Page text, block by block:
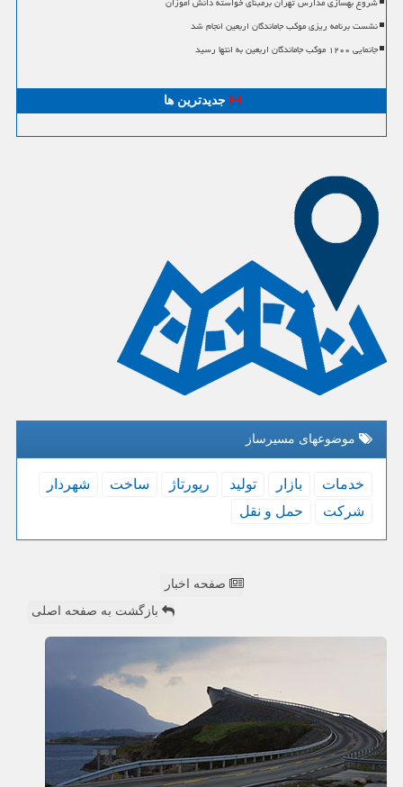
نشست برنامه ریزی موکب جاماندگان اربعین انجام شد
جانمایی ۱۲۰۰ موکب جاماندگان اربعین به انتها رسید
جدیدترین ها
موضوعهای مسیرساز
خدمات بازار تولید رپورتاژ ساخت
شهردار
شركت
حمل و نقل
صفحه اخبار
بازگشت به صفحه اصلی